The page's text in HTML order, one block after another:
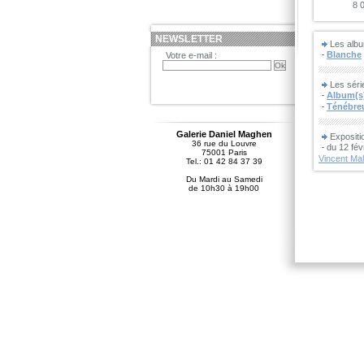
8
Les
Blanche
Les
du 12
Vincent
NEWSLETTER
Votre e-mail :
Galerie Daniel Maghen
36 rue du Louvre
75001 Paris
Tel.: 01 42 84 37 39
Du Mardi au Samedi
de 10h30 à 19h00